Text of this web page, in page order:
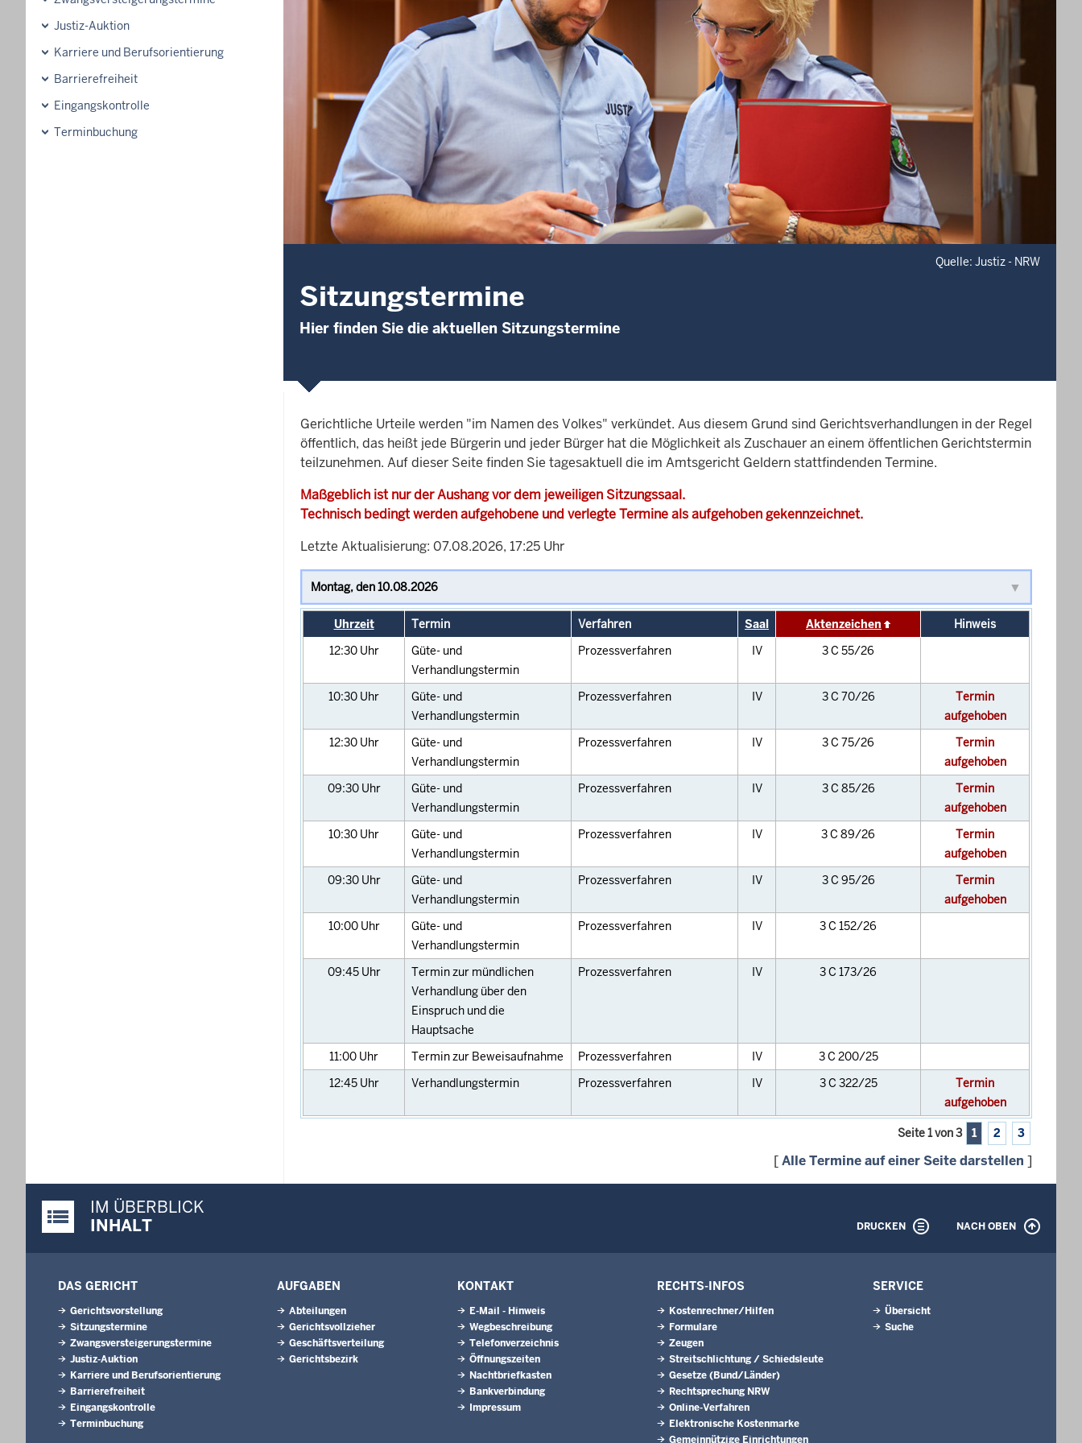
Justiz-Auktion
Karriere und Berufsorientierung
Barrierefreiheit
Eingangskontrolle
Terminbuchung
Quelle: Justiz - NRW
Sitzungstermine
Hier finden Sie die aktuellen Sitzungstermine
Gerichtliche Urteile werden "im Namen des Volkes" verkündet. Aus diesem Grund sind Gerichtsverhandlungen in der Regel
öffentlich, das heißt jede Bürgerin und jeder Bürger hat die Möglichkeit als Zuschauer an einem öffentlichen Gerichtstermin
teilzunehmen. Auf dieser Seite finden Sie tagesaktuell die im Amtsgericht Geldern stattfindenden Termine.
Maßgeblich ist nur der Aushang vor dem jeweiligen Sitzungssaal.
Technisch bedingt werden aufgehobene und verlegte Termine als aufgehoben gekennzeichnet.
Letzte Aktualisierung: 07.08.2026, 17:25 Uhr
Uhrzeit Termin Verfahren Saal Aktenzeichen
Hinweis
12:30 Uhr
Güte- und
Verhandlungstermin
Prozessverfahren IV 3 C 55/26
10:30 Uhr
Güte- und
Verhandlungstermin
Prozessverfahren IV 3 C 70/26
Termin
aufgehoben
12:30 Uhr
Güte- und
Verhandlungstermin
Prozessverfahren IV 3 C 75/26
Termin
aufgehoben
09:30 Uhr
Güte- und
Verhandlungstermin
Prozessverfahren IV 3 C 85/26
Termin
aufgehoben
10:30 Uhr
Güte- und
Verhandlungstermin
Prozessverfahren IV 3 C 89/26
Termin
aufgehoben
09:30 Uhr
Güte- und
Verhandlungstermin
Prozessverfahren IV 3 C 95/26
Termin
aufgehoben
10:00 Uhr
Güte- und
Verhandlungstermin
Prozessverfahren IV 3 C 152/26
09:45 Uhr
Termin zur mündlichen
Verhandlung über den
Einspruch und die
Hauptsache
Prozessverfahren IV 3 C 173/26
11:00 Uhr Termin zur Beweisaufnahme Prozessverfahren IV
3 C 200/25
12:45 Uhr Verhandlungstermin Prozessverfahren IV 3 C 322/25
Termin
aufgehoben
Seite 1 von 3 1 2 3
[Alle Termine auf einer Seite darstellen ]
Justiz-Portal im Überblick:
IM ÜBERBLICK
INHALT
DRUCKEN NACH OBEN
DAS GERICHT
Gerichtsvorstellung
Sitzungstermine
Zwangsversteigerungstermine
Justiz-Auktion
Karriere und Berufsorientierung
Barrierefreiheit
Eingangskontrolle
Terminbuchung
AUFGABEN
Abteilungen
Gerichtsvollzieher
Geschäftsverteilung
Gerichtsbezirk
KONTAKT
E-Mail - Hinweis
Wegbeschreibung
Telefonverzeichnis
Öffnungszeiten
Nachtbriefkasten
Bankverbindung
Impressum
RECHTS-INFOS
Kostenrechner/Hilfen
Formulare
Zeugen
Streitschlichtung / Schiedsleute
Gesetze (Bund/Länder)
Rechtsprechung NRW
Online-Verfahren
Elektronische Kostenmarke
Gemeinnützige Einrichtungen
SERVICE
Übersicht
Suche